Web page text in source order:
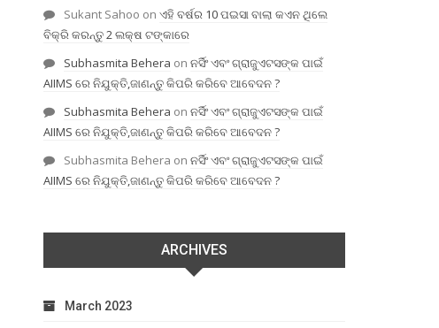
Sukant Sahoo on ଏହି ବର୍ଷର 10 ପଇସା ବାଲା କଏନ ଥିଲେ
ବିକ୍ରି କରନ୍ତୁ 2 ଲକ୍ଷ ଟଙ୍କାରେ
Subhasmita Behera on ନର୍ସିଂ ଏବଂ ଗ୍ରାଜୁଏଟସଙ୍କ ପାଇଁ
AIIMS ରେ ନିଯୁକ୍ତି,ଜାଣନ୍ତୁ କିପରି କରିବେ ଆବେଦନ ?
Subhasmita Behera on ନର୍ସିଂ ଏବଂ ଗ୍ରାଜୁଏଟସଙ୍କ ପାଇଁ
AIIMS ରେ ନିଯୁକ୍ତି,ଜାଣନ୍ତୁ କିପରି କରିବେ ଆବେଦନ ?
Subhasmita Behera on ନର୍ସିଂ ଏବଂ ଗ୍ରାଜୁଏଟସଙ୍କ ପାଇଁ
AIIMS ରେ ନିଯୁକ୍ତି,ଜାଣନ୍ତୁ କିପରି କରିବେ ଆବେଦନ ?
ARCHIVES
March 2023